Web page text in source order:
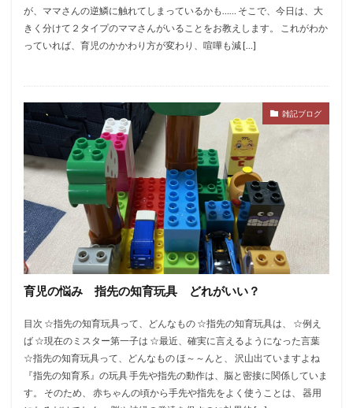
が、ママさんの逆鱗に触れてしまっているかも…… そこで、今日は、大
きく分けて２タイプのママさんがいることをお教えします。 これがわか
っていれば、育児のかかわり方が変わり、喧嘩も減 […]
雑記ブログ
育児の悩み 指先の知育玩具 どれがいい？
​​​​​目次 ☆指先の知育玩具って、どんなもの ☆指先の知育玩具は、 ☆例え
ば ☆現在のミスター第一子は ☆最近、確実に言えるようになった言葉
☆指先の知育玩具って、どんなもの ほ～～んと、 沢山出ていますよね
『指先の知育系』の玩具 ​手先や指先の動作は、脳と密接に関係していま
す。 そのため、 赤ちゃんの頃から手先や指先をよく使うことは、 器用